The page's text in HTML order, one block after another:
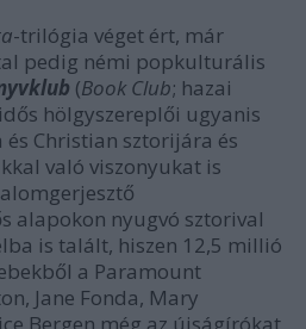
-trilógia véget ért, már
pedig némi popkulturális
(Book Club; hazai
hölgyszereplői ugyanis
Christian sztorijára és
való viszonyukat is
alapokon nyugvó sztorival
is talált, hiszen 12,5 millió
a Paramount
Jane Fonda, Mary